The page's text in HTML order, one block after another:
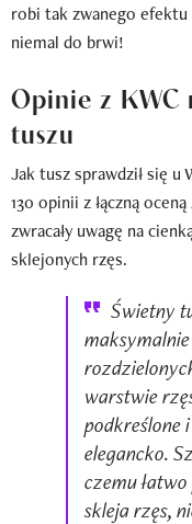
robi tak zwanego efektu
niemal do brwi!
Opinie z KWC
tuszu
Jak tusz sprawdził się u
130 opinii z łączną
zwracały uwagę na
sklejonych rzęs.
Świetny
warstwie
podkreślone
elegancko.
czemu
skleja rzęs,